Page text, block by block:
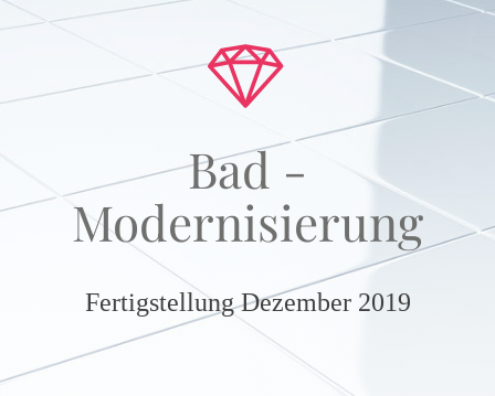
Bad -
Modernisierung
Fertigstellung Dezember 2019